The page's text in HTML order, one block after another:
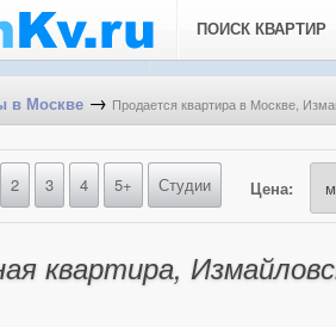
ПОИСК КВАРТИР
в Москве → Продается квартира в Москве,
2 3 4 5+ Студии Цена:
квартира,